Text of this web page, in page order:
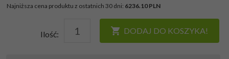
Najniższa cena produktu z ostatnich 30 dni: 6236.10 PLN
Ilość: DODAJ DO KOSZYKA!